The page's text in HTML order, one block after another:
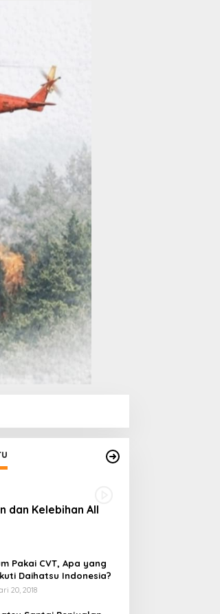
dan Kelebihan All
Pakai CVT, Apa yang
Daihatsu Indonesia?
20, 2018